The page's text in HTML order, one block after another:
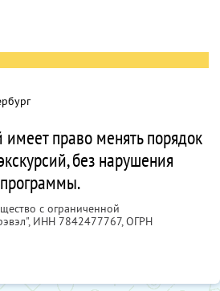
право менять порядок
без нарушения
программы.
с ограниченной
ИНН 7842477767, ОГРН